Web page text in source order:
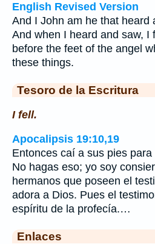
English Revised Version
And I John am he that heard
And when I heard and saw, I
before the feet of the angel
these things.
Tesoro de la Escritura
I fell.
Apocalipsis 19:10,19
Entonces caí a sus pies
No hagas eso; yo soy
hermanos que poseen el
adora a Dios. Pues el
espíritu de la profecía.…
Enlaces